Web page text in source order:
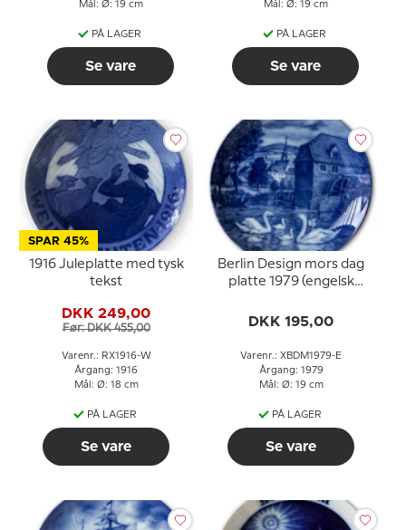
Mål: Ø: 19 cm
PÅ LAGER
Se vare
Mål: Ø: 19 cm
PÅ LAGER
Se vare
SPAR 45%
1916 Juleplatte med tysk
tekst
DKK 249,00
Før: DKK 455,00
Varenr.: RX1916-W
Årgang: 1916
Mål: Ø: 18 cm
PÅ LAGER
Se vare
Berlin Design mors dag
platte 1979 (engelsk
DKK 195,00
Varenr.: XBDM1979-E
Årgang: 1979
Mål: Ø: 19 cm
PÅ LAGER
Se vare